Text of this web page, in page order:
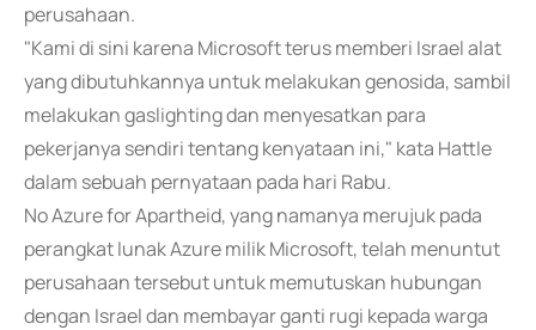
perusahaan.
"Kami di sini karena Microsoft terus memberi Israel alat
yang dibutuhkannya untuk melakukan genosida, sambil
melakukan gaslighting dan menyesatkan para
pekerjanya sendiri tentang kenyataan ini," kata Hattle
dalam sebuah pernyataan pada hari Rabu.
No Azure for Apartheid, yang namanya merujuk pada
perangkat lunak Azure milik Microsoft, telah menuntut
perusahaan tersebut untuk memutuskan hubungan
dengan Israel dan membayar ganti rugi kepada warga